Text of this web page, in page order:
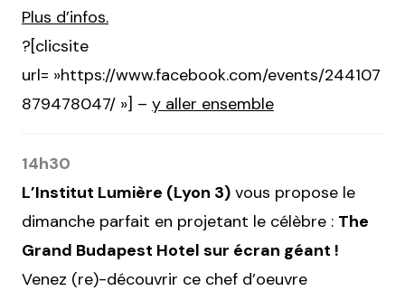
Plus d’infos.
?[clicsite
url= »https://www.facebook.com/events/244107
879478047/ »] – y aller ensemble
14h30
L’Institut Lumière (Lyon 3) vous propose le
dimanche parfait en projetant le célèbre : The
Grand Budapest Hotel sur écran géant !
Venez (re)-découvrir ce chef d’oeuvre